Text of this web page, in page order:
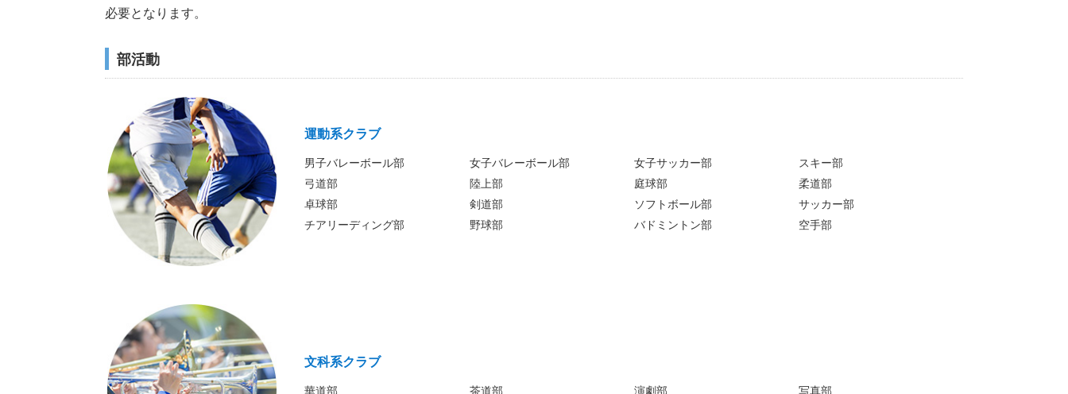
必要となります。
部活動
運動系クラブ
男子バレーボール部 女子バレーボール部 女子サッカー部
スキー部
弓道部
陸上部 庭球部
柔道部
卓球部
剣道部 ソフトボール部
サッカー部
チアリーディング部
野球部 バドミントン部 空手部
文科系クラブ
華道部 茶道部 演劇部
写真部